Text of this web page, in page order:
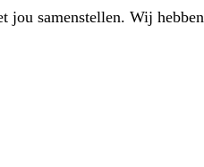
samenstellen. Wij